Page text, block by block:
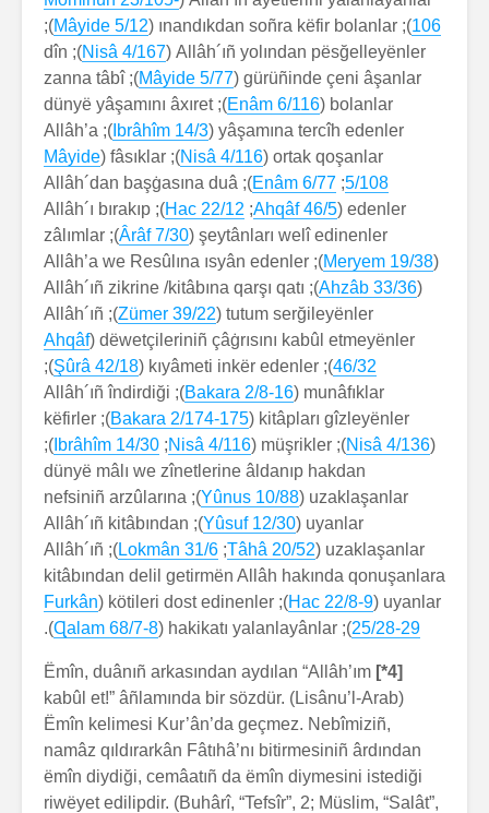
106
); ınandıkdan soñra këfir bolanlar (
Mâyide 5/12
);
Allâh´ıñ yolından pësğelleyënler (
Nisâ 4/167
); dîn
gürüñinde çeni âşanlar (
Mâyide 5/77
); zanna tâbî
bolanlar (
Enâm 6/116
); dünyë yâşamını âxıret
yâşamına tercîh edenler (
Ibrâhîm 14/3
); Allâh’a
ortak qoşanlar (
Nisâ 4/116
); fâsıklar (
Mâyide
5/108
;
Enâm 6/77
); Allâh´dan başġasına duâ
edenler (
Ahqâf 46/5
;
Hac 22/12
); Allâh´ı bırakıp
şeytânları welî edinenler (
Ârâf 7/30
); zâlımlar
(
Meryem 19/38
); Allâh’a we Resûlına ısyân edenler
(
Ahzâb 33/36
); Allâh´ıñ zikrine /kitâbına qarşı qatı
tutum serğileyënler (
Zümer 39/22
); Allâh´ıñ
dëwetçileriniñ çâġrısını kabûl etmeyënler (
Ahqâf
46/32
); kıyâmeti inkër edenler (
Şûrâ 42/18
);
munâfıklar (
Bakara 2/8-16
); Allâh´ıñ îndirdiği
kitâpları gîzleyënler (
Bakara 2/174-175
); këfirler
(
Nisâ 4/136
); müşrikler (
Nisâ 4/116
;
Ibrâhîm 14/30
);
dünyë mâlı we zînetlerine âldanıp hakdan
uzaklaşanlar (
Yûnus 10/88
); nefsiniñ arzûlarına
uyanlar (
Yûsuf 12/30
); Allâh´ıñ kitâbından
uzaklaşanlar (
Tâhâ 20/52
;
Lokmân 31/6
); Allâh´ıñ
kitâbından delil getirmën Allâh hakında qonuşanlara
uyanlar (
Hac 22/8-9
); kötileri dost edinenler (
Furkân
25/28-29
); hakikatı yalanlayânlar (
Ɋalam 68/7-8
).
[4*]
Ëmîn, duânıñ arkasından aydılan “Allâh’ım
kabûl et!” âñlamında bir sözdür. (Lisânu’l-Arab)
Ëmîn kelimesi Kur’ân’da geçmez. Nebîmiziñ,
namâz qıldırarkân Fâtıhâ’nı bitirmesiniñ ârdından
ëmîn diydiği, cemâatıñ da ëmîn diymesini istediği
riwëyet edilipdir. (Buhârî, “Tefsîr”, 2; Müslim, “Salât”,